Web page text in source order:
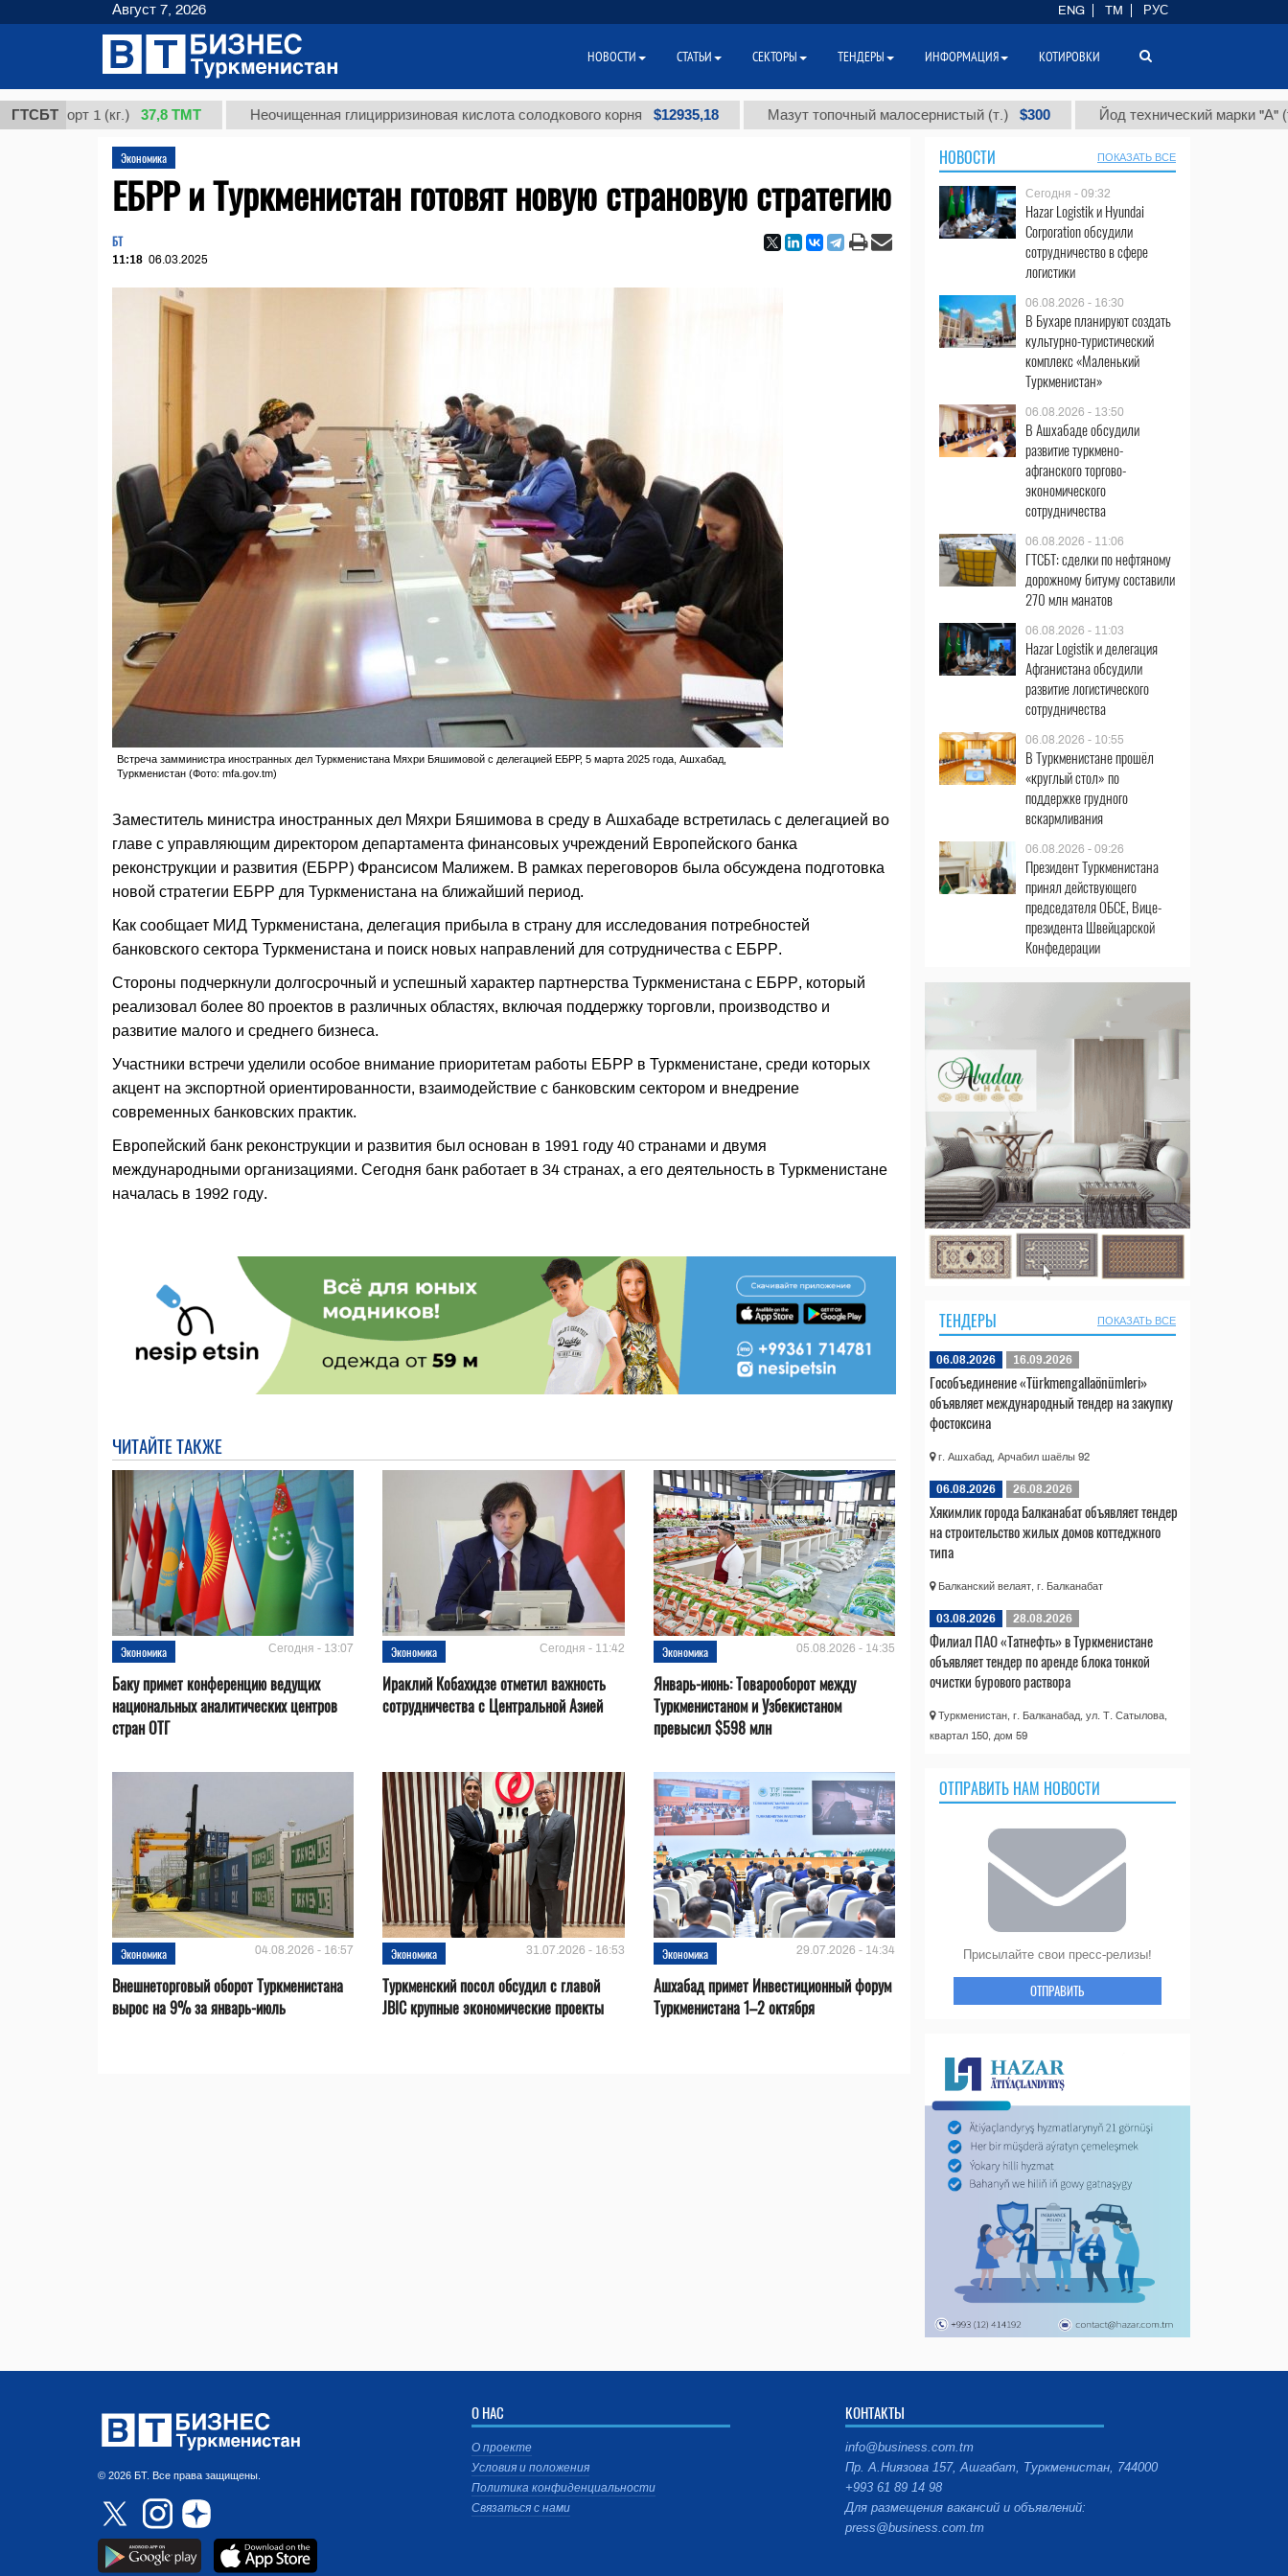
ГТСБТ1 (кг.) 37,8 ТМТ Неочищенная глицирризиновая кислота солодкового корня $12935,18 Мазут топочный малосернистый (т.) $300 Йод технический марки "А" (т.) $86
Экономика
ЕБРР и Туркменистан готовят новую страновую стратегию
БТ
11:18 06.03.2025
Встреча замминистра иностранных дел Туркменистана Мяхри Бяшимовой с делегацией ЕБРР, 5 марта 2025 года, Ашхабад,
Туркменистан (Фото: mfa.gov.tm)
Заместитель министра иностранных дел Мяхри Бяшимова в среду в Ашхабаде встретилась с делегацией во
главе с управляющим директором департамента финансовых учреждений Европейского банка
реконструкции и развития (ЕБРР) Франсисом Малижем. В рамках переговоров была обсуждена подготовка
новой стратегии ЕБРР для Туркменистана на ближайший период.
Как сообщает МИД Туркменистана, делегация прибыла в страну для исследования потребностей
банковского сектора Туркменистана и поиск новых направлений для сотрудничества с ЕБРР.
Стороны подчеркнули долгосрочный и успешный характер партнерства Туркменистана с ЕБРР, который
реализовал более 80 проектов в различных областях, включая поддержку торговли, производство и
развитие малого и среднего бизнеса.
Участники встречи уделили особое внимание приоритетам работы ЕБРР в Туркменистане, среди которых
акцент на экспортной ориентированности, взаимодействие с банковским сектором и внедрение
современных банковских практик.
Европейский банк реконструкции и развития был основан в 1991 году 40 странами и двумя
международными организациями. Сегодня банк работает в 34 странах, а его деятельность в Туркменистане
началась в 1992 году.
ЧИТАЙТЕ ТАКЖЕ
Экономика Сегодня - 13:07
Баку примет конференцию ведущих
национальных аналитических центров
стран ОТГ
Экономика Сегодня - 11:42
Ираклий Кобахидзе отметил важность
сотрудничества с Центральной Азией
Экономика 05.08.2026 - 14:35
Январь-июнь: Товарооборот между
Туркменистаном и Узбекистаном
превысил $598 млн
Экономика 04.08.2026 - 16:57
Внешнеторговый оборот Туркменистана
вырос на 9% за январь-июль
Экономика 31.07.2026 - 16:53
Туркменский посол обсудил с главой
JBIC крупные экономические проекты
Экономика 29.07.2026 - 14:34
Ашхабад примет Инвестиционный форум
Туркменистана 1–2 октября
НОВОСТИ ПОКАЗАТЬ ВСЕ
Сегодня - 09:32
Hazar Logistik и Hyundai
Corporation обсудили
сотрудничество в сфере
логистики
06.08.2026 - 16:30
В Бухаре планируют создать
культурно-туристический
комплекс «Маленький
Туркменистан»
06.08.2026 - 13:50
В Ашхабаде обсудили
развитие туркмено-
афганского торгово-
экономического
сотрудничества
06.08.2026 - 11:06
ГТСБТ: сделки по нефтяному
дорожному битуму составили
270 млн манатов
06.08.2026 - 11:03
Hazar Logistik и делегация
Афганистана обсудили
развитие логистического
сотрудничества
06.08.2026 - 10:55
В Туркменистане прошёл
«круглый стол» по
поддержке грудного
вскармливания
06.08.2026 - 09:26
Президент Туркменистана
принял действующего
председателя ОБСЕ, Вице-
президента Швейцарской
Конфедерации
ТЕНДЕРЫ ПОКАЗАТЬ ВСЕ
06.08.2026 16.09.2026
Гособъединение «Türkmengallaönümleri»
объявляет международный тендер на закупку
фостоксина
г. Ашхабад, Арчабил шаёлы 92
06.08.2026 26.08.2026
Хякимлик города Балканабат объявляет тендер
на строительство жилых домов коттеджного
типа
Балканский велаят, г. Балканабат
03.08.2026 28.08.2026
Филиал ПАО «Татнефть» в Туркменистане
объявляет тендер по аренде блока тонкой
очистки бурового раствора
Туркменистан, г. Балканабад, ул. Т. Сатылова,
квартал 150, дом 59
ОТПРАВИТЬ НАМ НОВОСТИ
Присылайте свои пресс-релизы!
ОТПРАВИТЬ
© 2026 БТ. Все права защищены.
О НАС
О проекте
Условия и положения
Политика конфиденциальности
Связаться с нами
КОНТАКТЫ
info@business.com.tm
Пр. А.Ниязова 157, Ашгабат, Туркменистан, 744000
+993 61 89 14 98
Для размещения вакансий и объявлений:
press@business.com.tm
Август 7, 2026 ENG TM РУС
НОВОСТИ СТАТЬИ СЕКТОРЫ ТЕНДЕРЫ ИНФОРМАЦИЯ КОТИРОВКИ